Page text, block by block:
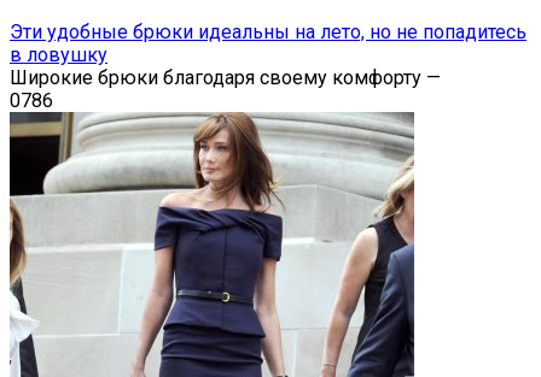
Эти удобные брюки идеальны на лето, но не попадитесь
в ловушку
Широкие брюки благодаря своему комфорту —
0786